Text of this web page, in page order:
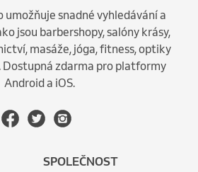
umožňuje snadné vyhledávání a
jsou barbershopy, salóny krásy,
masáže, jóga, fitness, optiky
Dostupná zdarma pro platformy
Android a iOS.
SPOLEČNOST